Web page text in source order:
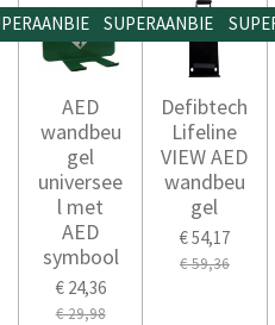
AED
wandbeu
gel
universee
l met
AED
symbool
€ 24,36
€ 29,98
SUPERAANBIEDING
Defibtech
Lifeline
VIEW AED
wandbeu
gel
€ 54,17
€ 59,36